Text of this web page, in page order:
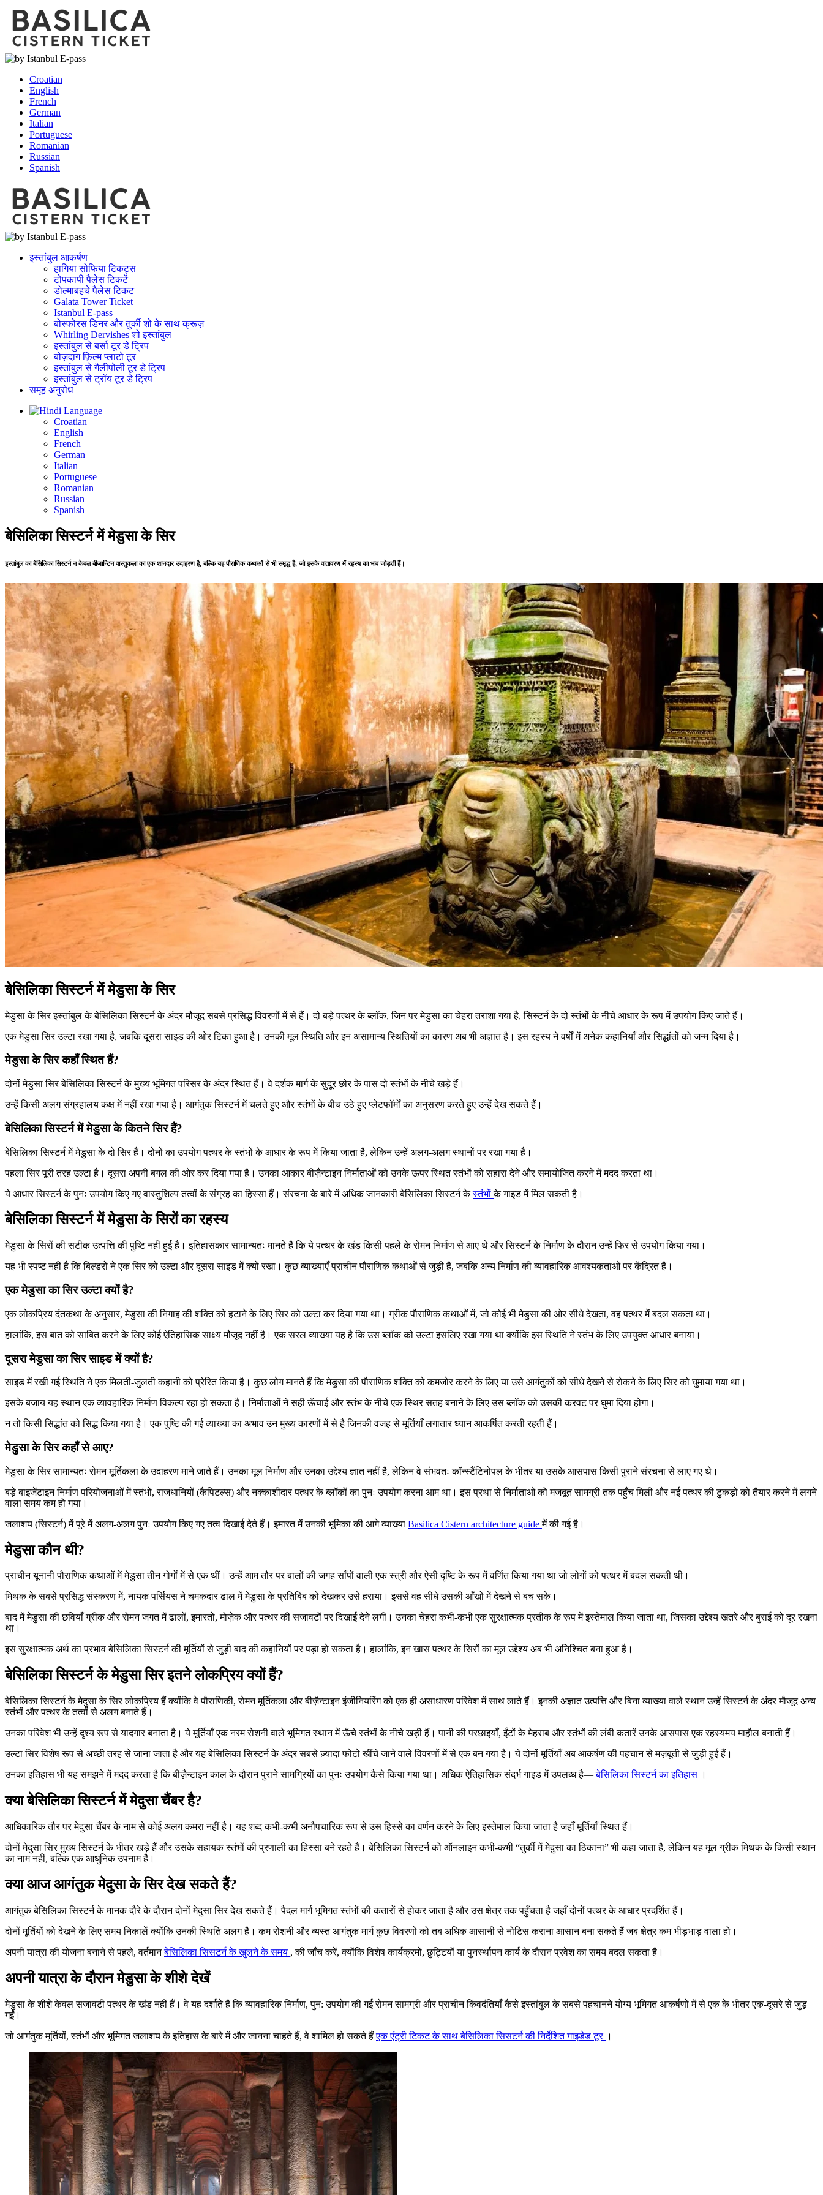
Croatian
English
French
German
Italian
Portuguese
Romanian
Russian
Spanish
इस्तांबुल आकर्षण
हागिया सोफिया टिकट्स
टोपकापी पैलेस टिकटें
डोल्माबहचे पैलेस टिकट
Galata Tower Ticket
Istanbul E-pass
बोस्फोरस डिनर और तुर्की शो के साथ क्रूज़
Whirling Dervishes शो इस्तांबुल
इस्तांबुल से बर्सा टूर डे ट्रिप
बोज़दाग फ़िल्म प्लाटो टूर
इस्तांबुल से गैलीपोली टूर डे ट्रिप
इस्तांबुल से ट्रॉय टूर डे ट्रिप
समूह अनुरोध
Language
Croatian
English
French
German
Italian
Portuguese
Romanian
Russian
Spanish
बेसिलिका सिस्टर्न में मेडुसा के सिर
इस्तांबुल का बेसिलिका सिस्टर्न न केवल बीजान्टिन वास्तुकला का एक शानदार उदाहरण है, बल्कि यह पौराणिक कथाओं से भी समृद्ध है, जो इसके वातावरण में रहस्य का भाव जोड़ती हैं।
बेसिलिका सिस्टर्न में मेडुसा के सिर
मेडुसा के सिर इस्तांबुल के बेसिलिका सिस्टर्न के अंदर मौजूद सबसे प्रसिद्ध विवरणों में से हैं। दो बड़े पत्थर के ब्लॉक, जिन पर मेडुसा का चेहरा तराशा गया है, सिस्टर्न के दो स्तंभों के नीचे आधार के रूप में उपयोग किए जाते हैं।
एक मेडुसा सिर उल्टा रखा गया है, जबकि दूसरा साइड की ओर टिका हुआ है। उनकी मूल स्थिति और इन असामान्य स्थितियों का कारण अब भी अज्ञात है। इस रहस्य ने वर्षों में अनेक कहानियाँ और सिद्धांतों को जन्म दिया है।
मेडुसा के सिर कहाँ स्थित हैं?
दोनों मेडुसा सिर बेसिलिका सिस्टर्न के मुख्य भूमिगत परिसर के अंदर स्थित हैं। वे दर्शक मार्ग के सुदूर छोर के पास दो स्तंभों के नीचे खड़े हैं।
उन्हें किसी अलग संग्रहालय कक्ष में नहीं रखा गया है। आगंतुक सिस्टर्न में चलते हुए और स्तंभों के बीच उठे हुए प्लेटफॉर्मों का अनुसरण करते हुए उन्हें देख सकते हैं।
बेसिलिका सिस्टर्न में मेडुसा के कितने सिर हैं?
बेसिलिका सिस्टर्न में मेडुसा के दो सिर हैं। दोनों का उपयोग पत्थर के स्तंभों के आधार के रूप में किया जाता है, लेकिन उन्हें अलग-अलग स्थानों पर रखा गया है।
पहला सिर पूरी तरह उल्टा है। दूसरा अपनी बगल की ओर कर दिया गया है। उनका आकार बीज़ैन्टाइन निर्माताओं को उनके ऊपर स्थित स्तंभों को सहारा देने और समायोजित करने में मदद करता था।
ये आधार सिस्टर्न के पुनः उपयोग किए गए वास्तुशिल्प तत्वों के संग्रह का हिस्सा हैं। संरचना के बारे में अधिक जानकारी बेसिलिका सिस्टर्न केस्तंभोंके गाइड में मिल सकती है।
बेसिलिका सिस्टर्न में मेडुसा के सिरों का रहस्य
मेडुसा के सिरों की सटीक उत्पत्ति की पुष्टि नहीं हुई है। इतिहासकार सामान्यतः मानते हैं कि ये पत्थर के खंड किसी पहले के रोमन निर्माण से आए थे और सिस्टर्न के निर्माण के दौरान उन्हें फिर से उपयोग किया गया।
यह भी स्पष्ट नहीं है कि बिल्डरों ने एक सिर को उल्टा और दूसरा साइड में क्यों रखा। कुछ व्याख्याएँ प्राचीन पौराणिक कथाओं से जुड़ी हैं, जबकि अन्य निर्माण की व्यावहारिक आवश्यकताओं पर केंद्रित हैं।
एक मेडुसा का सिर उल्टा क्यों है?
एक लोकप्रिय दंतकथा के अनुसार, मेडुसा की निगाह की शक्ति को हटाने के लिए सिर को उल्टा कर दिया गया था। ग्रीक पौराणिक कथाओं में, जो कोई भी मेडुसा की ओर सीधे देखता, वह पत्थर में बदल सकता था।
हालांकि, इस बात को साबित करने के लिए कोई ऐतिहासिक साक्ष्य मौजूद नहीं है। एक सरल व्याख्या यह है कि उस ब्लॉक को उल्टा इसलिए रखा गया था क्योंकि इस स्थिति ने स्तंभ के लिए उपयुक्त आधार बनाया।
दूसरा मेडुसा का सिर साइड में क्यों है?
साइड में रखी गई स्थिति ने एक मिलती-जुलती कहानी को प्रेरित किया है। कुछ लोग मानते हैं कि मेडुसा की पौराणिक शक्ति को कमजोर करने के लिए या उसे आगंतुकों को सीधे देखने से रोकने के लिए सिर को घुमाया गया था।
इसके बजाय यह स्थान एक व्यावहारिक निर्माण विकल्प रहा हो सकता है। निर्माताओं ने सही ऊँचाई और स्तंभ के नीचे एक स्थिर सतह बनाने के लिए उस ब्लॉक को उसकी करवट पर घुमा दिया होगा।
न तो किसी सिद्धांत को सिद्ध किया गया है। एक पुष्टि की गई व्याख्या का अभाव उन मुख्य कारणों में से है जिनकी वजह से मूर्तियाँ लगातार ध्यान आकर्षित करती रहती हैं।
मेडुसा के सिर कहाँ से आए?
मेडुसा के सिर सामान्यतः रोमन मूर्तिकला के उदाहरण माने जाते हैं। उनका मूल निर्माण और उनका उद्देश्य ज्ञात नहीं है, लेकिन वे संभवतः कॉन्स्टैंटिनोपल के भीतर या उसके आसपास किसी पुराने संरचना से लाए गए थे।
बड़े बाइजेंटाइन निर्माण परियोजनाओं में स्तंभों, राजधानियों (कैपिटल्स) और नक्काशीदार पत्थर के ब्लॉकों का पुनः उपयोग करना आम था। इस प्रथा से निर्माताओं को मजबूत सामग्री तक पहुँच मिली और नई पत्थर की टुकड़ों को तैयार करने में लगने
वाला समय कम हो गया।
जलाशय (सिस्टर्न) में पूरे में अलग-अलग पुनः उपयोग किए गए तत्व दिखाई देते हैं। इमारत में उनकी भूमिका की आगे व्याख्या Basilica Cistern architecture guideमें की गई है।
मेडुसा कौन थी?
प्राचीन यूनानी पौराणिक कथाओं में मेडुसा तीन गोर्गों में से एक थीं। उन्हें आम तौर पर बालों की जगह साँपों वाली एक स्त्री और ऐसी दृष्टि के रूप में वर्णित किया गया था जो लोगों को पत्थर में बदल सकती थी।
मिथक के सबसे प्रसिद्ध संस्करण में, नायक पर्सियस ने चमकदार ढाल में मेडुसा के प्रतिबिंब को देखकर उसे हराया। इससे वह सीधे उसकी आँखों में देखने से बच सके।
बाद में मेडुसा की छवियाँ ग्रीक और रोमन जगत में ढालों, इमारतों, मोज़ेक और पत्थर की सजावटों पर दिखाई देने लगीं। उनका चेहरा कभी-कभी एक सुरक्षात्मक प्रतीक के रूप में इस्तेमाल किया जाता था, जिसका उद्देश्य खतरे और बुराई को दूर रखना
था।
इस सुरक्षात्मक अर्थ का प्रभाव बेसिलिका सिस्टर्न की मूर्तियों से जुड़ी बाद की कहानियों पर पड़ा हो सकता है। हालांकि, इन खास पत्थर के सिरों का मूल उद्देश्य अब भी अनिश्चित बना हुआ है।
बेसिलिका सिस्टर्न के मेडुसा सिर इतने लोकप्रिय क्यों हैं?
बेसिलिका सिस्टर्न के मेदुसा के सिर लोकप्रिय हैं क्योंकि वे पौराणिकी, रोमन मूर्तिकला और बीज़ैन्टाइन इंजीनियरिंग को एक ही असाधारण परिवेश में साथ लाते हैं। इनकी अज्ञात उत्पत्ति और बिना व्याख्या वाले स्थान उन्हें सिस्टर्न के अंदर मौजूद अन्य
स्तंभों और पत्थर के तत्वों से अलग बनाते हैं।
उनका परिवेश भी उन्हें दृश्य रूप से यादगार बनाता है। ये मूर्तियाँ एक नरम रोशनी वाले भूमिगत स्थान में ऊँचे स्तंभों के नीचे खड़ी हैं। पानी की परछाइयाँ, ईंटों के मेहराब और स्तंभों की लंबी कतारें उनके आसपास एक रहस्यमय माहौल बनाती हैं।
उल्टा सिर विशेष रूप से अच्छी तरह से जाना जाता है और यह बेसिलिका सिस्टर्न के अंदर सबसे ज़्यादा फोटो खींचे जाने वाले विवरणों में से एक बन गया है। ये दोनों मूर्तियाँ अब आकर्षण की पहचान से मज़बूती से जुड़ी हुई हैं।
उनका इतिहास भी यह समझने में मदद करता है कि बीज़ैन्टाइन काल के दौरान पुराने सामग्रियों का पुनः उपयोग कैसे किया गया था। अधिक ऐतिहासिक संदर्भ गाइड में उपलब्ध है—बेसिलिका सिस्टर्न का इतिहास ।
क्या बेसिलिका सिस्टर्न में मेदुसा चैंबर है?
आधिकारिक तौर पर मेदुसा चैंबर के नाम से कोई अलग कमरा नहीं है। यह शब्द कभी-कभी अनौपचारिक रूप से उस हिस्से का वर्णन करने के लिए इस्तेमाल किया जाता है जहाँ मूर्तियाँ स्थित हैं।
दोनों मेदुसा सिर मुख्य सिस्टर्न के भीतर खड़े हैं और उसके सहायक स्तंभों की प्रणाली का हिस्सा बने रहते हैं। बेसिलिका सिस्टर्न को ऑनलाइन कभी-कभी “तुर्की में मेदुसा का ठिकाना” भी कहा जाता है, लेकिन यह मूल ग्रीक मिथक के किसी स्थान
का नाम नहीं, बल्कि एक आधुनिक उपनाम है।
क्या आज आगंतुक मेदुसा के सिर देख सकते हैं?
आगंतुक बेसिलिका सिस्टर्न के मानक दौरे के दौरान दोनों मेदुसा सिर देख सकते हैं। पैदल मार्ग भूमिगत स्तंभों की कतारों से होकर जाता है और उस क्षेत्र तक पहुँचता है जहाँ दोनों पत्थर के आधार प्रदर्शित हैं।
दोनों मूर्तियों को देखने के लिए समय निकालें क्योंकि उनकी स्थिति अलग है। कम रोशनी और व्यस्त आगंतुक मार्ग कुछ विवरणों को तब अधिक आसानी से नोटिस कराना आसान बना सकते हैं जब क्षेत्र कम भीड़भाड़ वाला हो।
अपनी यात्रा की योजना बनाने से पहले, वर्तमानबेसिलिका सिसटर्न के खुलने के समय , की जाँच करें, क्योंकि विशेष कार्यक्रमों, छुट्टियों या पुनर्स्थापन कार्य के दौरान प्रवेश का समय बदल सकता है।
अपनी यात्रा के दौरान मेडुसा के शीशे देखें
मेडुसा के शीशे केवल सजावटी पत्थर के खंड नहीं हैं। वे यह दर्शाते हैं कि व्यावहारिक निर्माण, पुन: उपयोग की गई रोमन सामग्री और प्राचीन किंवदंतियाँ कैसे इस्तांबुल के सबसे पहचानने योग्य भूमिगत आकर्षणों में से एक के भीतर एक-दूसरे से जुड़
गईं।
जो आगंतुक मूर्तियों, स्तंभों और भूमिगत जलाशय के इतिहास के बारे में और जानना चाहते हैं, वे शामिल हो सकते हैंएक एंट्री टिकट के साथ बेसिलिका सिसटर्न की निर्देशित गाइडेड टूर ।